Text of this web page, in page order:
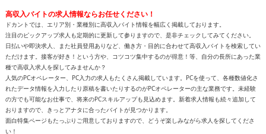
ただけます。接客が好き！という方や、コツコツ集中するのが得意！等、自分の長所にあった業
種で高収入求人を探してみませんか？
人気のPCオペレーター、PC入力の求人もたくさん掲載しています。PCを使って、各種数値化さ
れたデータ情報を入力したり原稿を書いたりするのがPCオペレーターの主な業務です。未経験
の方でも可能なお仕事で、将来のPCスキルアップも見込めます。新着求人情報も続々追加して
おりますので、きっとアナタに合ったバイトが見つかります。
面白特集ページもたっぷりご用意しておりますので、どうぞ楽しみながら求人を探してくださ
い！
高収入バイトをお探しなら、日払いや即決求人を多数掲載している高収入求人情報誌ドカントへ
どうぞお任せくださいませ！